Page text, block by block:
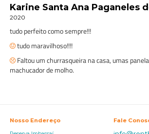
Karine Santa Ana Paganeles
2020
tudo perfeito como sempre!!!
tudo maravilhoso!!!!
Faltou um churrasqueira na casa, umas
machucador de molho.
Nosso Endereço
Fale